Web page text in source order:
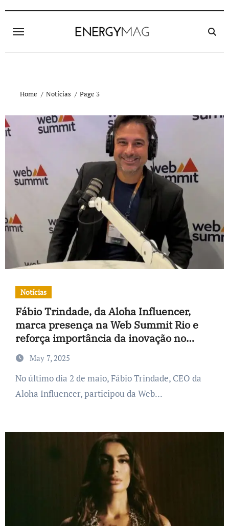
content
Home Notícias Page 3
Notícias
Fábio Trindade, da Aloha Influencer,
marca presença na Web Summit Rio e
reforça importância da inovação no
marketing de influência
May 7, 2025
No último dia 2 de maio, Fábio Trindade, CEO da
Aloha Influencer, participou da Web...